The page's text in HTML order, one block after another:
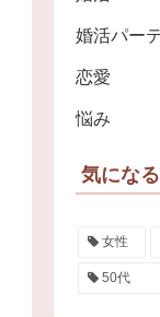
婚活パー
恋愛
悩み
気にな
女性
50代